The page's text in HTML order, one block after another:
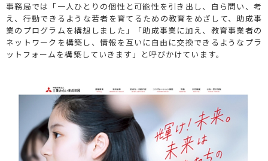
事務局では「一人ひとりの個性と可能性を引き出し、自ら問い、考
え、行動できるような若者を育てるための教育をめざして、助成事
業のプログラムを構想しました」「助成事業に加え、教育事業者の
ネットワークを構築し、情報を互いに自由に交換できるようなプラ
ットフォームを構築していきます」と呼びかけています。